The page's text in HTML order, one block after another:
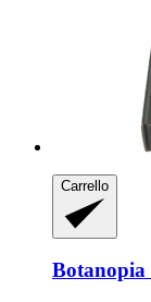
Carrello
Botanopia